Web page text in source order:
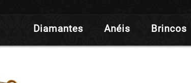
Diamantes Anéis Brincos